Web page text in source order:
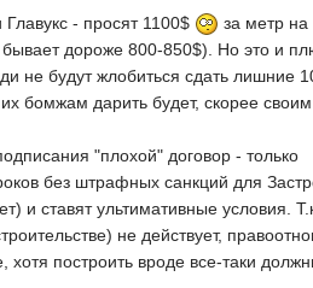
- просят 1100$
за метр на
дороже 800-850$). Но это и
будут жлобиться сдать лишние
бомжам дарить будет, скорее
"плохой" договор - только
без штрафных санкций для
и ставят ультимативные условия.
не действует,
построить вроде все-таки